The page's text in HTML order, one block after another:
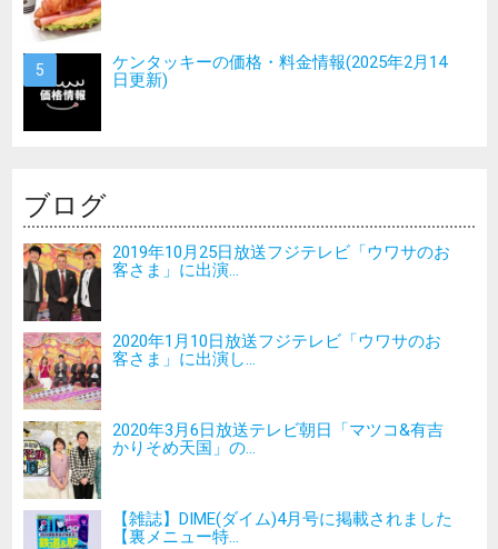
ケンタッキーの価格・料金情報(2025年2月14
日更新)
ブログ
2019年10月25日放送フジテレビ「ウワサのお
客さま」に出演...
2020年1月10日放送フジテレビ「ウワサのお
客さま」に出演し...
2020年3月6日放送テレビ朝日「マツコ&有吉
かりそめ天国」の...
【雑誌】DIME(ダイム)4月号に掲載されました
【裏メニュー特...